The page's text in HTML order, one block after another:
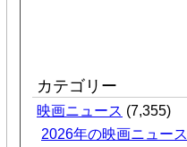
カテゴリー
映画ニュース (7,355)
2026年の映画ニュース